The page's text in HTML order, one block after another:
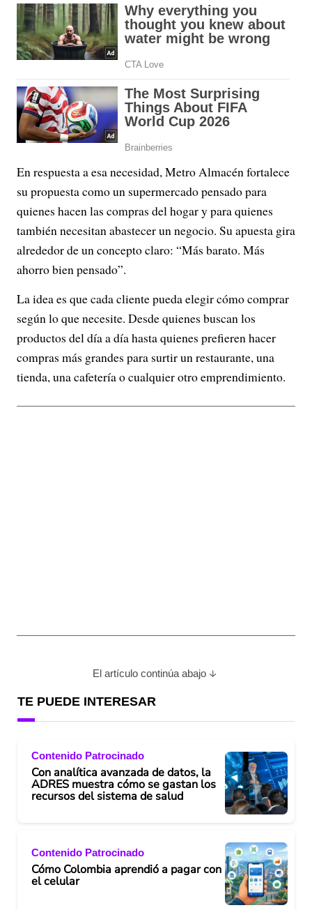
En respuesta a esa necesidad, Metro Almacén fortalece
su propuesta como un supermercado pensado para
quienes hacen las compras del hogar y para quienes
también necesitan abastecer un negocio. Su apuesta gira
alrededor de un concepto claro: “Más barato. Más
ahorro bien pensado”.
La idea es que cada cliente pueda elegir cómo comprar
según lo que necesite. Desde quienes buscan los
productos del día a día hasta quienes prefieren hacer
compras más grandes para surtir un restaurante, una
tienda, una cafetería o cualquier otro emprendimiento.
El artículo continúa abajo
TE PUEDE INTERESAR
Contenido Patrocinado
Con analítica avanzada de datos, la
ADRES muestra cómo se gastan los
recursos del sistema de salud
Contenido Patrocinado
Cómo Colombia aprendió a pagar con
el celular